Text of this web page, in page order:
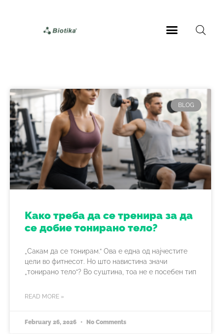
BLOG
Како треба да се тренира за да
се добие тонирано тело?
„Сакам да се тонирам.“ Ова е една од најчестите
цели во фитнесот. Но што навистина значи
„тонирано тело“? Во суштина, тоа не е посебен тип
READ MORE »
February 26, 2026 No Comments